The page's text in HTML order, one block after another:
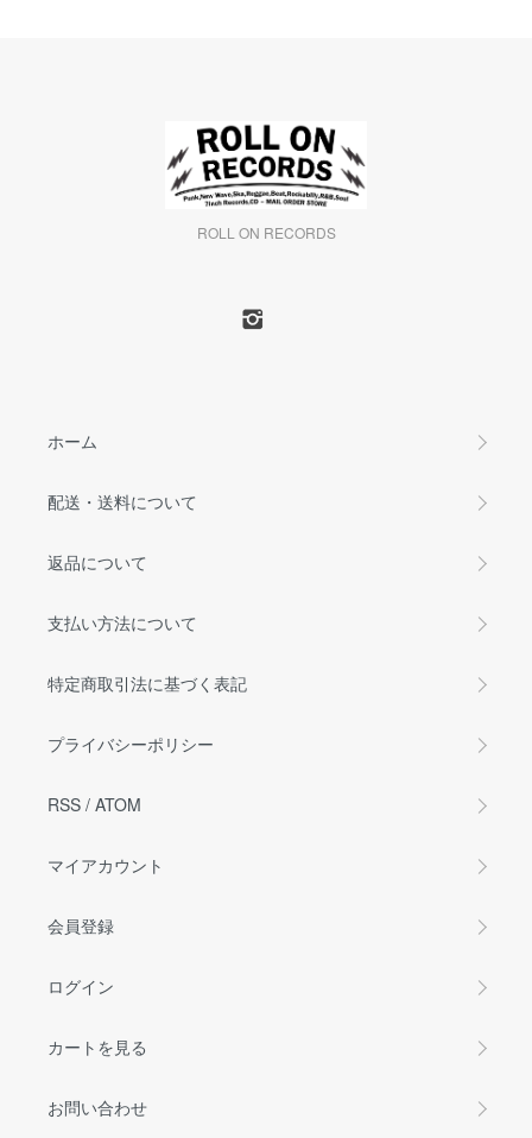
ROLL ON RECORDS
ホーム
配送・送料について
返品について
支払い方法について
特定商取引法に基づく表記
プライバシーポリシー
RSS / ATOM
マイアカウント
会員登録
ログイン
カートを見る
お問い合わせ